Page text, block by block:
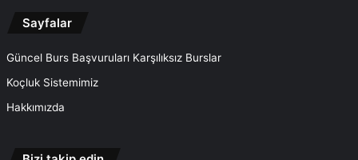
Sayfalar
Güncel Burs Başvuruları Karşılıksız Burslar
Koçluk Sistemimiz
Hakkımızda